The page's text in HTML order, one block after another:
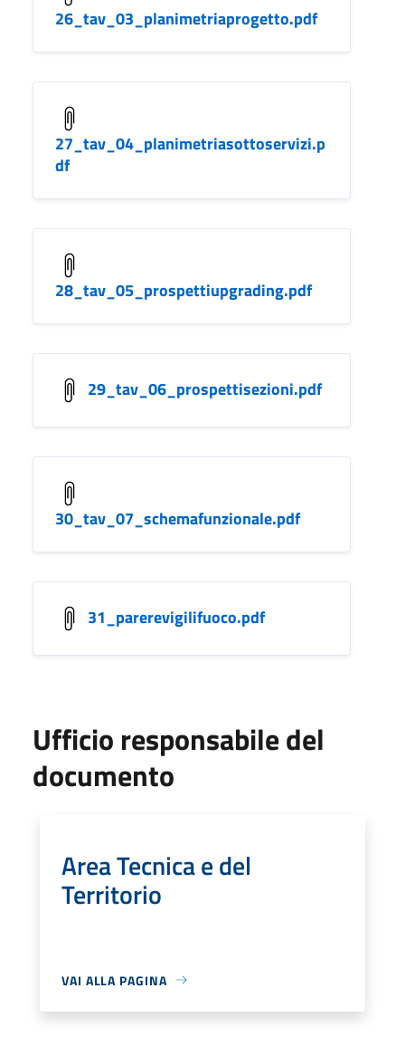
26_tav_03_planimetriaprogetto.pdf
27_tav_04_planimetriasottoservizi.p
df
28_tav_05_prospettiupgrading.pdf
29_tav_06_prospettisezioni.pdf
30_tav_07_schemafunzionale.pdf
31_parerevigilifuoco.pdf
Ufficio responsabile del
documento
Area Tecnica e del
Territorio
VAI ALLA PAGINA